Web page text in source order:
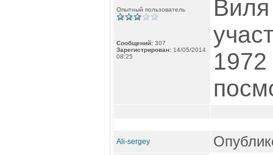
Опытный пользователь
Сообщений: 307
Зарегистрирован: 14/05/2014
08:25
1972
Ali-sergey